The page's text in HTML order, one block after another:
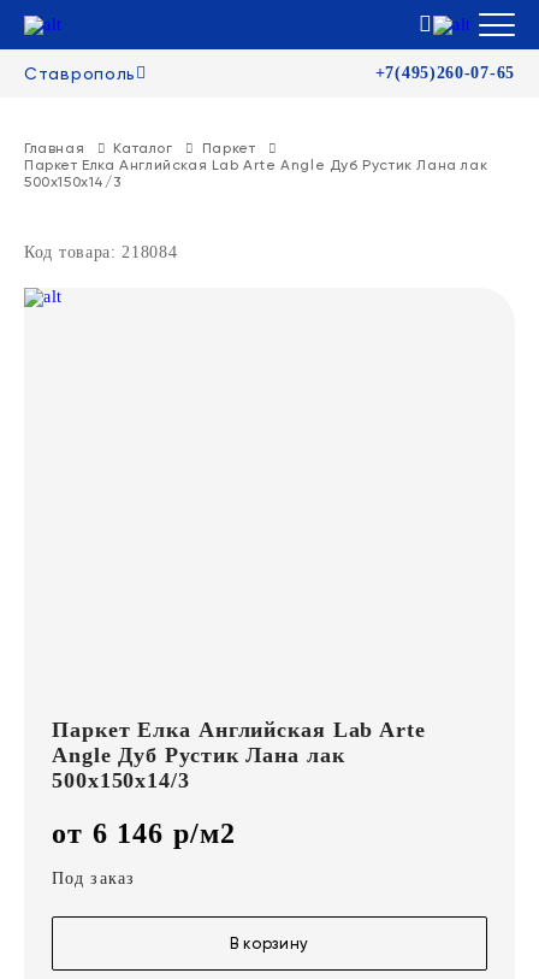
Ставрополь +7(495)260-07-65
Главная Каталог
Паркет
Паркет Елка Английская Lab Arte Angle Дуб Рустик Лана лак
500х150х14/3
Код товара: 218084
Паркет Елка Английская Lab Arte
Angle Дуб Рустик Лана лак
500х150х14/3
от 6 146 р/м2
Под заказ
В корзину